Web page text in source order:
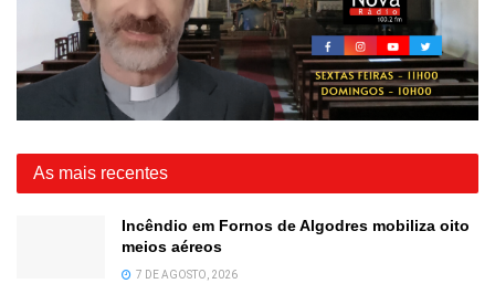
As mais recentes
Incêndio em Fornos de Algodres mobiliza oito
meios aéreos
7 DE AGOSTO, 2026